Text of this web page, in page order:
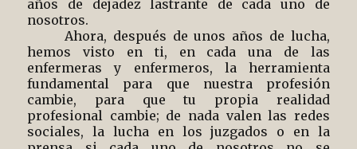
años de dejadez lastrante de cada uno de
nosotros.
Ahora, después de unos años de lucha,
hemos visto en ti, en cada una de las
enfermeras y enfermeros, la herramienta
fundamental para que nuestra profesión
cambie, para que tu propia realidad
profesional cambie; de nada valen las redes
sociales, la lucha en los juzgados o en la